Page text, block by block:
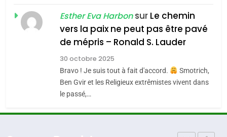
Accords d’Isaac:
l’alliance pourrait
s’étendre à 13 pays
d’Amérique latine
ISRAÉL JUDAISME
2025, l’année la plus
meurtrière selon le
Esther Eva Harbonsur Le chemin
vers la paix ne peut pas être pavé
de mépris – Ronald S. Lauder
30 octobre 2025
Bravo ! Je suis tout à fait d'accord.
Smotrich,
Ben Gvir et les Religieux extrêmistes vivent dans
le passé,…
JUDAISME
Maroc : Les amandes de
Tafraout, le miel de Tadla
Azilal consacrés produits
du terroir
DAFINA MAROC
Oeil ravageur – Vanessa De